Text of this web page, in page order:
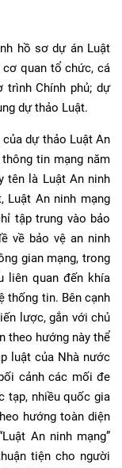
hồ sơ dự án Luật
cơ quan tổ chức, cá
trình Chính phủ; dự
dự thảo Luật.
dự thảo Luật An
tin mạng năm
tên là Luật An ninh
Luật An ninh mạng
tập trung vào bảo
về bảo vệ an ninh
gian mạng, trong
liên quan đến khía
thống tin. Bên cạnh
lược, gắn với chủ
theo hướng này thể
luật của Nhà nước
cảnh các mối đe
tạp, nhiều quốc gia
hướng toàn diện
An ninh mạng”
tiện cho người